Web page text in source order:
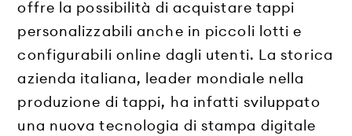
offre la possibilità di acquistare tappi
personalizzabili anche in piccoli lotti e
configurabili online dagli utenti. La storica
azienda italiana, leader mondiale nella
produzione di tappi, ha infatti sviluppato
una nuova tecnologia di stampa digitale